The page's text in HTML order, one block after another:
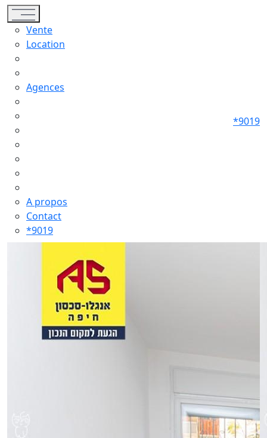
Toggle navigation
Vente
Location
Agences
A propos
Contact
*9019
*9019